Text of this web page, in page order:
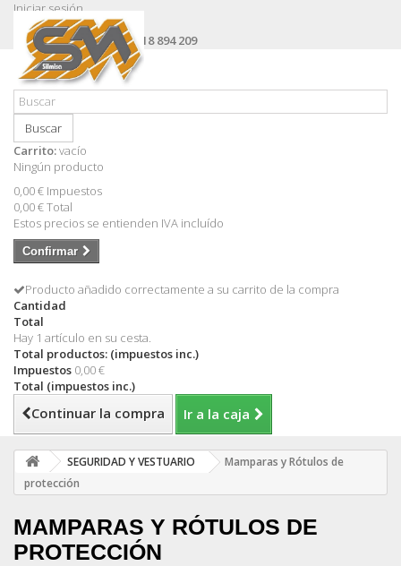
Iniciar sesión
Contacte con nosotros
Llámanos ahora:+34 618 894 209
Buscar
Carrito:vacío
Ningún producto
0,00 € Impuestos
0,00 €Total
Estos precios se entienden IVA incluído
Confirmar
Producto añadido correctamente a su carrito de la compra
Cantidad
Total
Hay 1 artículo en su cesta.
Total productos: (impuestos inc.)
Impuestos 0,00 €
Total (impuestos inc.)
Continuar la compra Ir a la caja
SEGURIDAD Y VESTUARIO
Mamparas y Rótulos de
protección
MAMPARAS Y RÓTULOS DE
PROTECCIÓN